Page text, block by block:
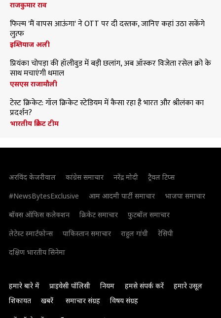
राजकुमार राव
फिल्म 'मैं वापस आऊंगा' ने OTT पर दी दस्तक, जानिए कहां उठा सकेंगे
लुत्फ
इम्तियाज अली
प्रियंका चोपड़ा की हॉलीवुड में बड़ी छलांग, अब ऑस्कर विजेता रसेल क्रो के
साथ मचाएंगी धमाल
एसएस राजामौली
टेस्ट क्रिकेट: गॉल क्रिकेट स्टेडियम में कैसा रहा है भारत और श्रीलंका का
प्रदर्शन?
भारतीय क्रिकेट टीम
अरविंद केजरीवाल कांग्रेस समाचार नरेंद्र मोदी
ट्रैवल टिप्स
#NewsBytesExclusive
आम आदमी पार्टी समाचार
भाजपा समाचार
बॉक्स ऑफिस कलेक्शन
क्रिकेट समाचार
फुटबॉल समाचार
लेटेस्ट स्मार्टफोन्स
पाकिस्तान समाचार राहुल गांधी
रेसिपी
दक्षिण भारतीय सिनेमा
हमारे बारे में प्राइवेसी पॉलिसी नियम हमसे संपर्क करें
हमारे उसूल
शिकायत
खबरें समाचार संग्रह विषय संग्रह